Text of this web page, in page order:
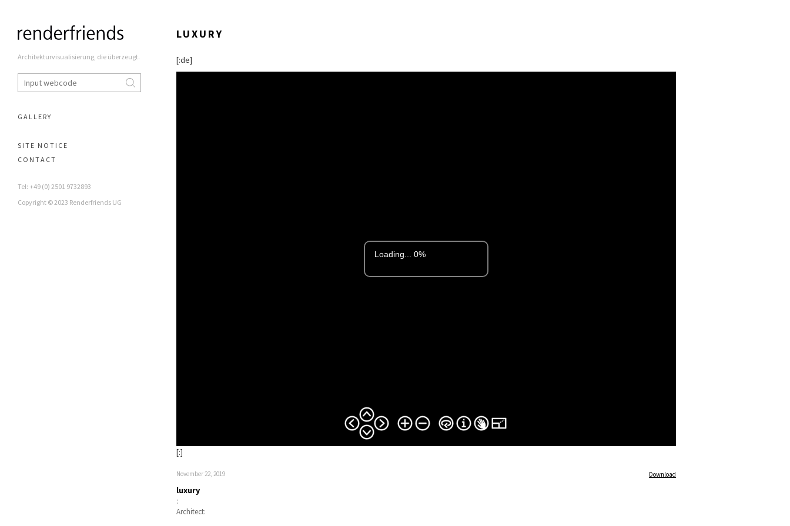
Architekturvisualisierung, die überzeugt.
GALLERY
SITE NOTICE
CONTACT
Tel: +49 (0) 2501 9732893
Copyright © 2023 Renderfriends UG
LUXURY
[:de]
Loading... 0%
[:]
November 22, 2019 Download
luxury
:
Architect: